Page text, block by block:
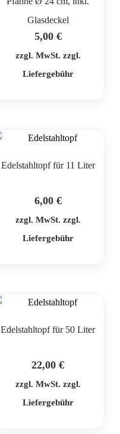
Glasdeckel
5,00 €
zzgl. MwSt. zzgl.
Liefergebühr
Edelstahltopf für 11 Liter
6,00 €
zzgl. MwSt. zzgl.
Liefergebühr
Edelstahltopf für 50 Liter
22,00€
zzgl. MwSt. zzgl.
Liefergebühr